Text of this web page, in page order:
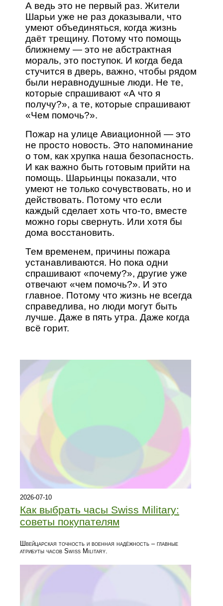
А ведь это не первый раз. Жители
Шарьи уже не раз доказывали, что
умеют объединяться, когда жизнь
даёт трещину. Потому что помощь
ближнему — это не абстрактная
мораль, это поступок. И когда беда
стучится в дверь, важно, чтобы рядом
были неравнодушные люди. Не те,
которые спрашивают «А что я
получу?», а те, которые спрашивают
«Чем помочь?».
Пожар на улице Авиационной — это
не просто новость. Это напоминание
о том, как хрупка наша безопасность.
И как важно быть готовым прийти на
помощь. Шарьинцы показали, что
умеют не только сочувствовать, но и
действовать. Потому что если
каждый сделает хоть что-то, вместе
можно горы свернуть. Или хотя бы
дома восстановить.
Тем временем, причины пожара
устанавливаются. Но пока одни
спрашивают «почему?», другие уже
отвечают «чем помочь?». И это
главное. Потому что жизнь не всегда
справедлива, но люди могут быть
лучше. Даже в пять утра. Даже когда
всё горит.
2026-07-10
Как выбрать часы Swiss Military:
советы покупателям
Швейцарская точность и военная надёжность – главные
атрибуты часов Swiss Military.